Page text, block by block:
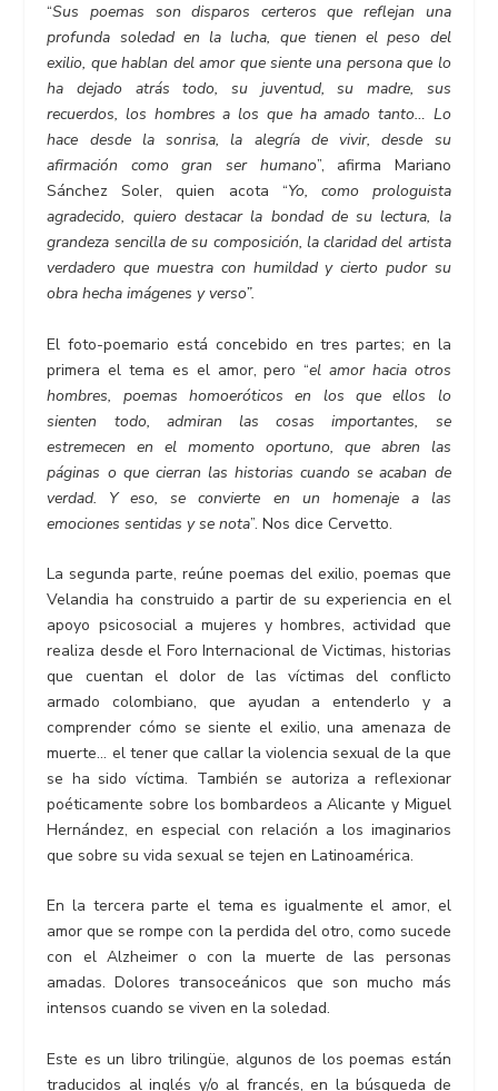
“Sus poemas son disparos certeros que reflejan una
profunda soledad en la lucha, que tienen el peso del
exilio, que hablan del amor que siente una persona que lo
ha dejado atrás todo, su juventud, su madre, sus
recuerdos, los hombres a los que ha amado tanto… Lo
hace desde la sonrisa, la alegría de vivir, desde su
afirmación como gran ser humano”, afirma Mariano
Sánchez Soler, quien acota “Yo, como prologuista
agradecido, quiero destacar la bondad de su lectura, la
grandeza sencilla de su composición, la claridad del artista
verdadero que muestra con humildad y cierto pudor su
obra hecha imágenes y verso”.
El foto-poemario está concebido en tres partes; en la
primera el tema es el amor, pero “el amor hacia otros
hombres, poemas homoeróticos en los que ellos lo
sienten todo, admiran las cosas importantes, se
estremecen en el momento oportuno, que abren las
páginas o que cierran las historias cuando se acaban de
verdad. Y eso, se convierte en un homenaje a las
emociones sentidas y se nota”. Nos dice Cervetto.
La segunda parte, reúne poemas del exilio, poemas que
Velandia ha construido a partir de su experiencia en el
apoyo psicosocial a mujeres y hombres, actividad que
realiza desde el Foro Internacional de Victimas, historias
que cuentan el dolor de las víctimas del conflicto
armado colombiano, que ayudan a entenderlo y a
comprender cómo se siente el exilio, una amenaza de
muerte… el tener que callar la violencia sexual de la que
se ha sido víctima. También se autoriza a reflexionar
poéticamente sobre los bombardeos a Alicante y Miguel
Hernández, en especial con relación a los imaginarios
que sobre su vida sexual se tejen en Latinoamérica.
En la tercera parte el tema es igualmente el amor, el
amor que se rompe con la perdida del otro, como sucede
con el Alzheimer o con la muerte de las personas
amadas. Dolores transoceánicos que son mucho más
intensos cuando se viven en la soledad.
Este es un libro trilingüe, algunos de los poemas están
traducidos al inglés y/o al francés, en la búsqueda de